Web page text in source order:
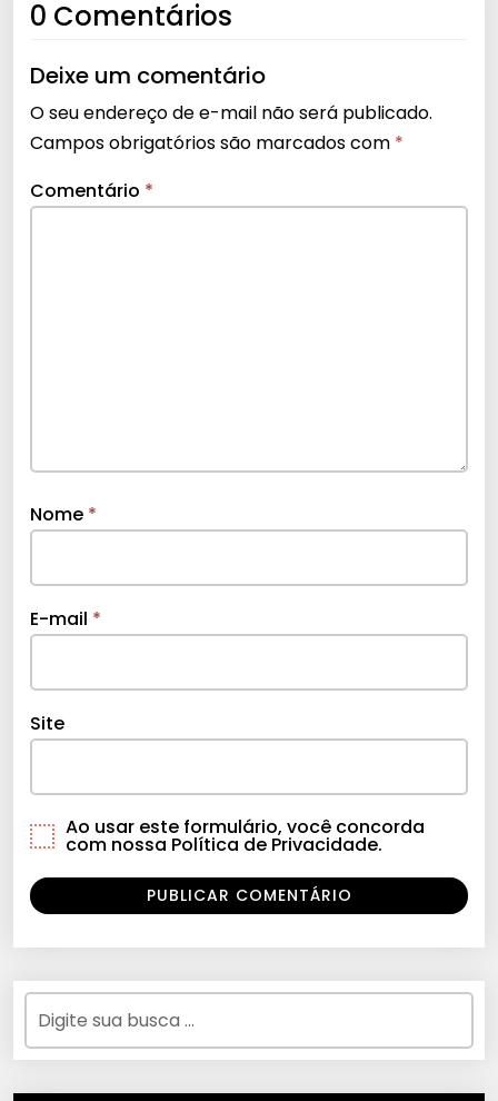
0 Comentários
Deixe um comentário
O seu endereço de e-mail não será publicado.
Campos obrigatórios são marcados com *
Comentário *
Nome *
E-mail *
Site
Ao usar este formulário, você concorda
com nossa Política de Privacidade.